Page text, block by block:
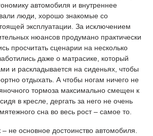
автомобиля и внутреннее
люди, хорошо знакомые со
эксплуатации. За исключением
нюансов продумано практически
просчитать сценарии на несколько
даже о матрасике, который
и раскладывается на сиденьях, чтобы
отдыхать. А чтобы ногам ничего не
тормоза максимально смещен к
в кресле, дергать за него не очень
сна во весь рост – самое то.
не основное достоинство автомобиля.